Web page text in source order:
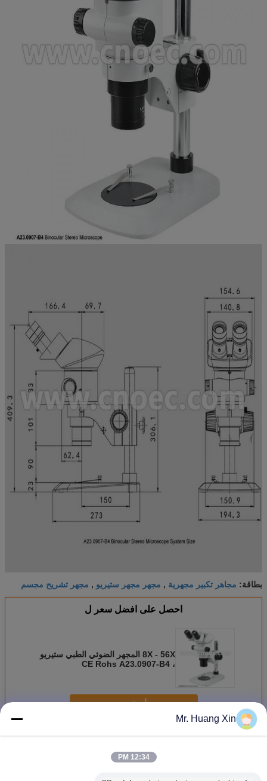
بطاقة: مجاهر تكبير مجهرية , مجهر مجهر ستيريو , مجهر تشريح مجسم
احصل على افضل سعر ل
8X - 56X المجهر الضوئي الطبي ستيريو
، CE Rohs A23.0907-B4
استمر
أكثرستيريو المجهر الضوئي
Mr. Huang Xin
12:34 PM